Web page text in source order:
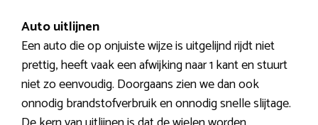
Auto uitlijnen
Een auto die op onjuiste wijze is uitgelijnd rijdt niet
prettig, heeft vaak een afwijking naar 1 kant en stuurt
niet zo eenvoudig. Doorgaans zien we dan ook
onnodig brandstofverbruik en onnodig snelle slijtage.